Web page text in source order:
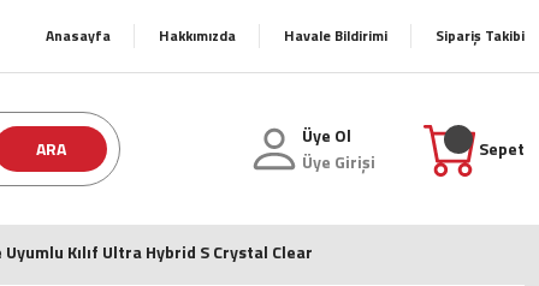
Anasayfa Hakkımızda Havale Bildirimi Sipariş Takibi
ARA
Üye Ol
Üye Girişi
Sepet
Kılıf Ultra Hybrid S Crystal Clear